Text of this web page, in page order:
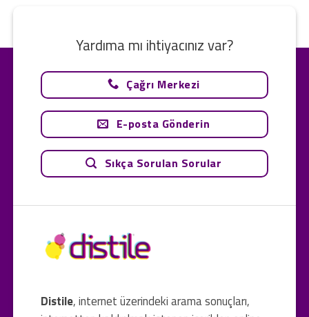
Distile, internet üzerindeki arama sonuçları,
Yardıma mı ihtiyacınız var?
Çağrı Merkezi
E-posta Gönderin
Sıkça Sorulan Sorular